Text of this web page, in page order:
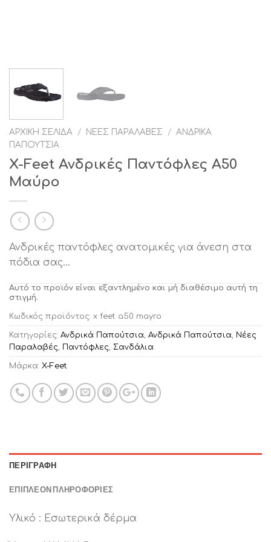
ΑΡΧΙΚΉ ΣΕΛΊΔΑ / ΝΈΕΣ ΠΑΡΑΛΑΒΈΣ / ΑΝΔΡΙΚΆ
ΠΑΠΟΎΤΣΙΑ
X-Feet Ανδρικές Παντόφλες Α50
Mαύρο
Ανδρικές παντόφλες ανατομικές για άνεση στα
πόδια σας…
Αυτό το προϊόν είναι εξαντλημένο και μή διαθέσιμο αυτή τη
στιγμή.
Κωδικός προϊόντος: x feet a50 mayro
Κατηγορίες: Ανδρικά Παπούτσια, Ανδρικά Παπούτσια, Νέες
Παραλαβές, Παντόφλες, Σανδάλια
Μάρκα: X-Feet
ΠΕΡΙΓΡΑΦΉ
ΕΠΙΠΛΈΟΝ ΠΛΗΡΟΦΟΡΊΕΣ
Υλικό : Εσωτερικά δέρμα